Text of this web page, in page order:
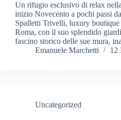
Un rifugio esclusivo di relax
inizio Novecento a pochi passi
Spalletti Trivelli, luxury boutique
Roma, con il suo splendido
fascino storico delle sue mura,
Emanuele Marchetti
12
Uncategorized